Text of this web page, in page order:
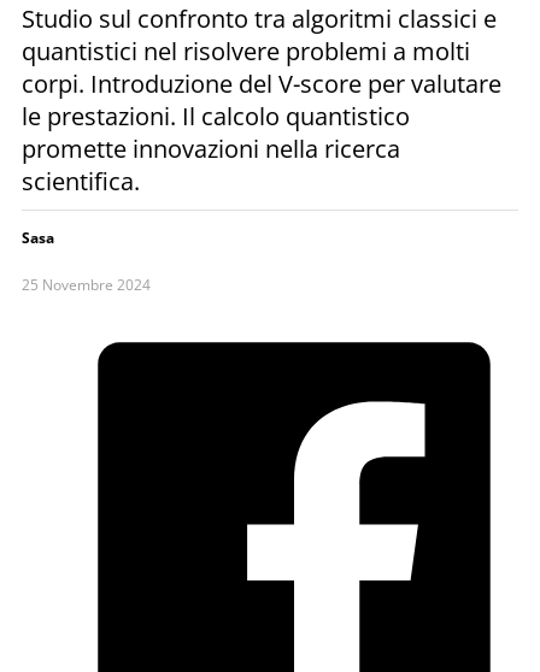
Studio sul confronto tra algoritmi classici e
quantistici nel risolvere problemi a molti
corpi. Introduzione del V-score per valutare
le prestazioni. Il calcolo quantistico
promette innovazioni nella ricerca
scientifica.
Sasa
25 Novembre 2024